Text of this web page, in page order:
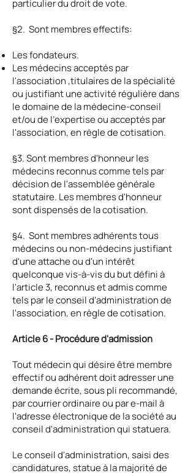
particulier du droit de vote.
§2. Sont membres effectifs:
Les fondateurs.
Les médecins acceptés par
l'association ,titulaires de la spécialité
ou justifiant une activité régulière dans
le domaine de la médecine-conseil
et/ou de l’expertise ou acceptés par
l'association, en règle de cotisation.
§3. Sont membres d'honneur les
médecins reconnus comme tels par
décision de l'assemblée générale
statutaire. Les membres d'honneur
sont dispensés de la cotisation.
§4. Sont membres adhérents tous
médecins ou non-médecins justifiant
d'une attache ou d'un intérêt
quelconque vis-à-vis du but défini à
l'article 3, reconnus et admis comme
tels par le conseil d'administration de
l'association, en règle de cotisation.
Article 6 - Procédure d'admission
Tout médecin qui désire être membre
effectif ou adhérent doit adresser une
demande écrite, sous pli recommandé,
par courrier ordinaire ou par e-mail à
l'adresse électronique de la société au
conseil d'administration qui statuera.
Le conseil d'administration, saisi des
candidatures, statue à la majorité de